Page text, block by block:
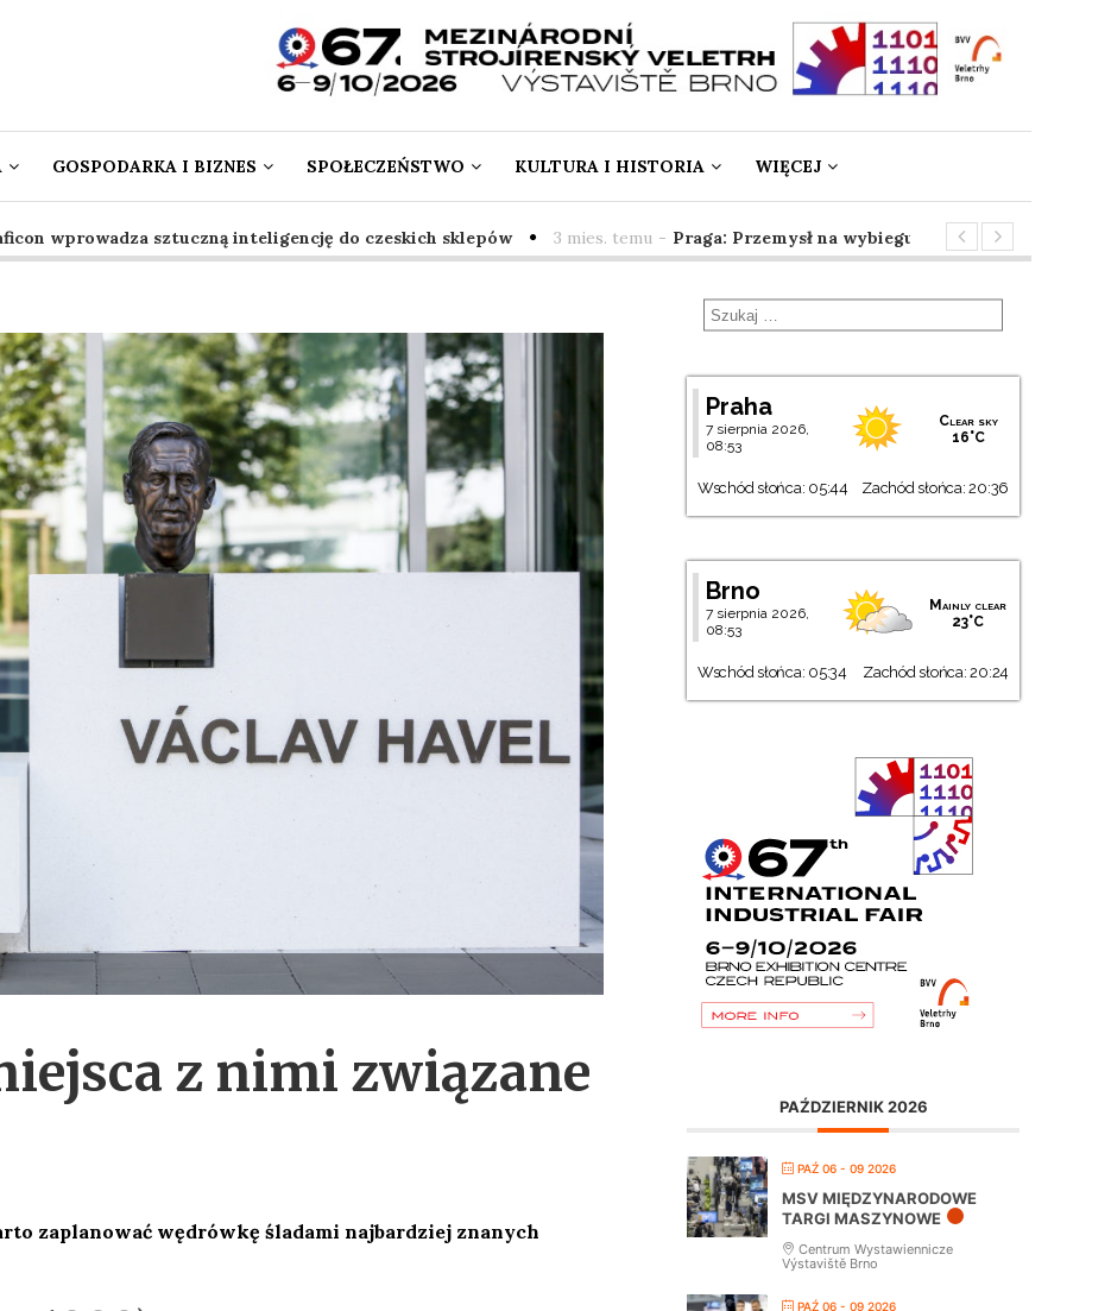
GOSPODARKA I BIZNES SPOŁECZEŃSTWO KULTURA I HISTORIA WIĘCEJ
wprowadza sztuczną inteligencję do czeskich sklepów 3 mies. temu - Praga: Przemysł na wybiegu 3 mies. temu
z nimi związane
zaplanować wędrówkę śladami najbardziej znanych
Praha
7 sierpnia 2026,
08:53
Clear sky
16°C
Wschód słońca: 05:44 Zachód słońca: 20:36
Brno
7 sierpnia 2026,
08:53
Mainly clear
23°C
Wschód słońca: 05:34 Zachód słońca: 20:24
PAŹDZIERNIK 2026
PAŹ 06 - 09 2026
MSV MIĘDZYNARODOWE
TARGI MASZYNOWE
Centrum Wystawiennicze
Výstaviště Brno
PAŹ 06 - 09 2026